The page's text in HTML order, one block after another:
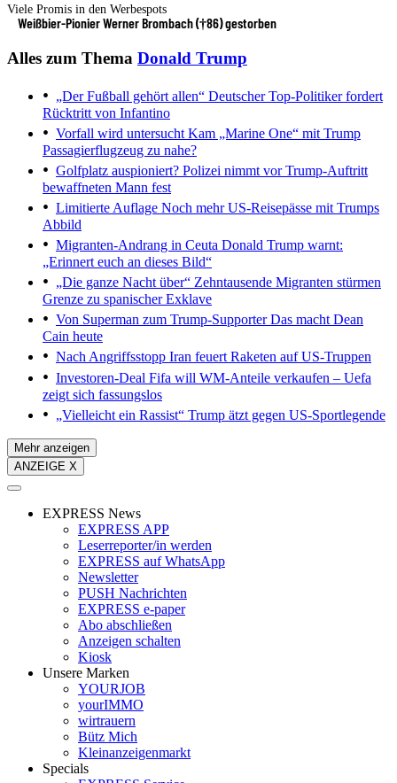
Viele Promis in den Werbespots
Weißbier-Pionier Werner Brombach (†86) gestorben
Alles zum Thema Donald Trump
„Der Fußball gehört allen“ Deutscher Top-Politiker fordert
Rücktritt von Infantino
Vorfall wird untersucht Kam „Marine One“ mit Trump
Passagierflugzeug zu nahe?
Golfplatz auspioniert? Polizei nimmt vor Trump-Auftritt
bewaffneten Mann fest
Limitierte Auflage Noch mehr US-Reisepässe mit Trumps
Abbild
Migranten-Andrang in Ceuta Donald Trump warnt:
„Erinnert euch an dieses Bild“
„Die ganze Nacht über“ Zehntausende Migranten stürmen
Grenze zu spanischer Exklave
Von Superman zum Trump-SupporterDas macht Dean
Cain heute
Nach Angriffsstopp Iran feuert Raketen auf US-Truppen
Investoren-Deal Fifa will WM-Anteile verkaufen – Uefa
zeigt sich fassungslos
„Vielleicht ein Rassist“ Trump ätzt gegen US-Sportlegende
Mehr anzeigen
ANZEIGE X
EXPRESS News
EXPRESS APP
Leserreporter/in werden
EXPRESS auf WhatsApp
Newsletter
PUSH Nachrichten
EXPRESS e-paper
Abo abschließen
Anzeigen schalten
Kiosk
Unsere Marken
YOURJOB
yourIMMO
wirtrauern
Bütz Mich
Kleinanzeigenmarkt
Specials